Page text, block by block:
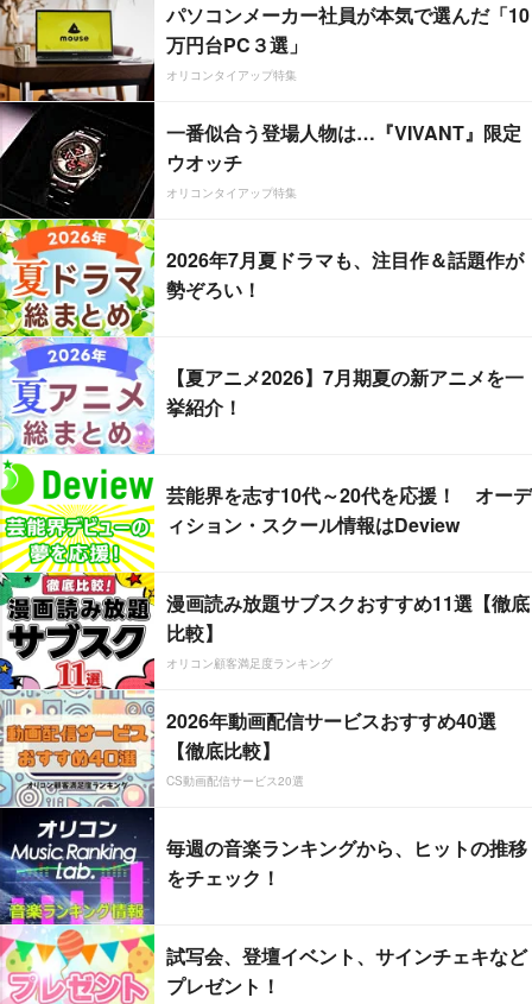
パソコンメーカー社員が本気で選んだ「10
万円台PC３選」
オリコンタイアップ特集
一番似合う登場人物は…『VIVANT』限定
ウオッチ
オリコンタイアップ特集
2026年7月夏ドラマも、注目作＆話題作が
勢ぞろい！
【夏アニメ2026】7月期夏の新アニメを一
挙紹介！
芸能界を志す10代～20代を応援！ オーデ
ィション・スクール情報はDeview
漫画読み放題サブスクおすすめ11選【徹底
比較】
オリコン顧客満足度ランキング
2026年動画配信サービスおすすめ40選
【徹底比較】
CS動画配信サービス20選
毎週の音楽ランキングから、ヒットの推移
をチェック！
試写会、登壇イベント、サインチェキなど
プレゼント！